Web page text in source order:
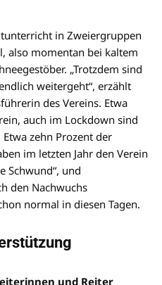
in Zweiergruppen
also momentan bei kaltem
„Trotzdem sind
weitergeht“, erzählt
des Vereins. Etwa
auch im Lockdown sind
zehn Prozent der
im letzten Jahr den Verein
Schwund“, und
den Nachwuchs
normal in diesen Tagen.
und Reiter